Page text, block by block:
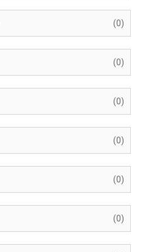
(0)
(0)
(0)
(0)
(0)
(0)